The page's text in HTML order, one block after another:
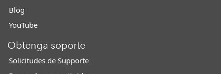
Blog
YouTube
Obtenga soporte
Solicitudes de Supporte